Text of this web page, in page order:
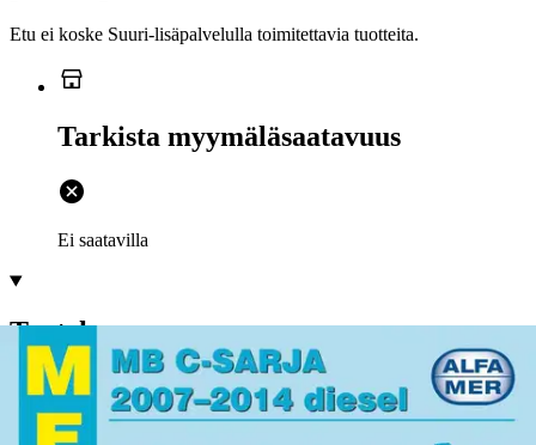
Etu ei koske Suuri‑lisäpalvelulla toimitettavia tuotteita.
Tarkista myymäläsaatavuus
Ei saatavilla
Tuotekuvaus
W204: C200 CDI, C220 CDI & C250 CDI sedan-korimalli